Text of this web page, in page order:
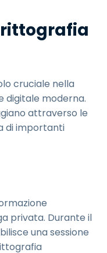
cruciale nella
digitale moderna.
attraverso le
di importanti
privata. Durante il
una sessione